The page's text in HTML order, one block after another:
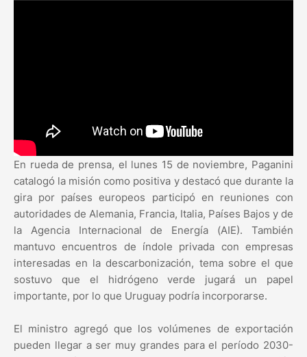
En rueda de prensa, el lunes 15 de noviembre, Paganini
catalogó la misión como positiva y destacó que durante la
gira por países europeos participó en reuniones con
autoridades de Alemania, Francia, Italia, Países Bajos y de
la Agencia Internacional de Energía (AIE). También
mantuvo encuentros de índole privada con empresas
interesadas en la descarbonización, tema sobre el que
sostuvo que el hidrógeno verde jugará un papel
importante, por lo que Uruguay podría incorporarse.
El ministro agregó que los volúmenes de exportación
pueden llegar a ser muy grandes para el período 2030-